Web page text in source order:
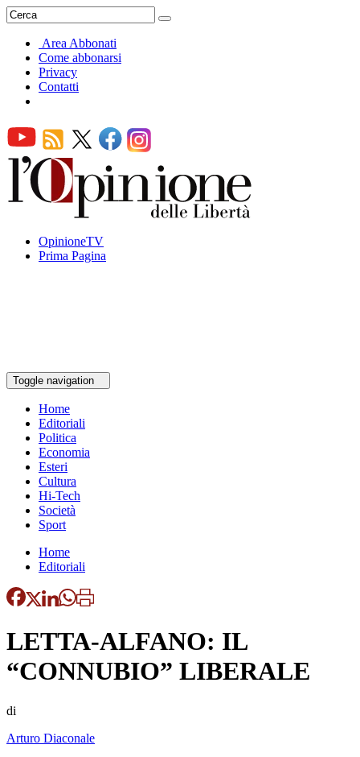
Area Abbonati
Come abbonarsi
Privacy
Contatti
OpinioneTV
Prima Pagina
Toggle navigation
Home
Editoriali
Politica
Economia
Esteri
Cultura
Hi-Tech
Società
Sport
Home
Editoriali
LETTA-ALFANO: IL
“CONNUBIO” LIBERALE
di
Arturo Diaconale